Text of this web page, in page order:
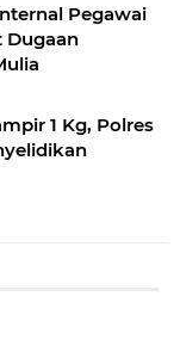
Pegawai
Dugaan
1 Kg, Polres